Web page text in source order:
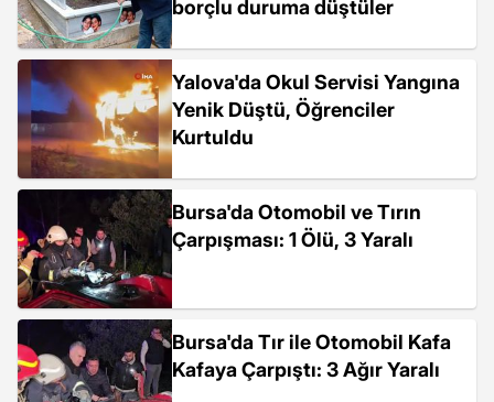
borçlu duruma düştüler
Yalova'da Okul Servisi Yangına
Yenik Düştü, Öğrenciler
Kurtuldu
Bursa'da Otomobil ve Tırın
Çarpışması: 1 Ölü, 3 Yaralı
Bursa'da Tır ile Otomobil Kafa
Kafaya Çarpıştı: 3 Ağır Yaralı